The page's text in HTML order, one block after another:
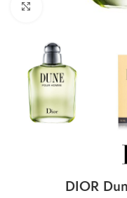
CLICK TO
DIOR